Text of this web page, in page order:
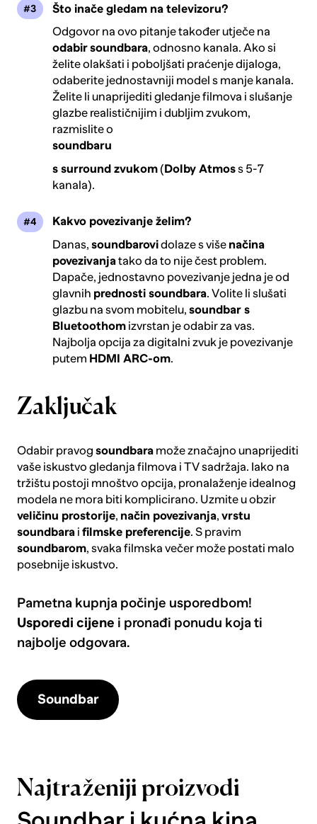
Što inače gledam na televizoru?
Odgovor na ovo pitanje također utječe na
odabirsoundbara, odnosno kanala. Ako si
želite olakšati i poboljšati praćenje dijaloga,
odaberite jednostavniji model s manje kanala.
Želite li unaprijediti gledanje filmova i slušanje
glazbe realističnijim i dubljim zvukom,
razmislite o
soundbaru
s surround zvukom (Dolby Atmoss 5-7
kanala).
Kakvo povezivanje želim?
Danas,soundbarovidolaze s više načina
povezivanjatako da to nije čest problem.
Dapače, jednostavno povezivanje jedna je od
glavnih prednosti soundbara. Volite li slušati
glazbu na svom mobitelu,soundbar s
Bluetoothom izvrstan je odabir za vas.
Najbolja opcija za digitalni zvuk je povezivanje
putem HDMI ARC-om.
Zaključak
Odabir pravog soundbaramože značajno unaprijediti
vaše iskustvo gledanja filmova i TV sadržaja. Iako na
tržištu postoji mnoštvo opcija, pronalaženje idealnog
modela ne mora biti komplicirano. Uzmite u obzir
veličinu prostorije, način povezivanja, vrstu
soundbarai filmske preferencije. S pravim
soundbarom, svaka filmska večer može postati malo
posebnije iskustvo.
Pametna kupnja počinje usporedbom!
Usporedi cijene i pronađi ponudu koja ti
najbolje odgovara.
Soundbar
Najtraženiji proizvodi